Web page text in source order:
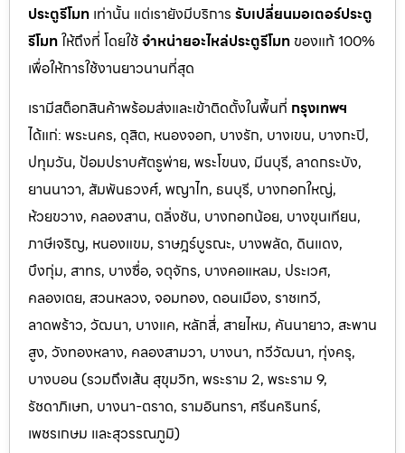
ประตูรีโมท เท่านั้น แต่เรายังมีบริการ รับเปลี่ยนมอเตอร์ประตู
รีโมทให้ถึงที่ โดยใช้จำหน่ายอะไหล่ประตูรีโมท ของแท้ 100%
เพื่อให้การใช้งานยาวนานที่สุด
เรามีสต็อกสินค้าพร้อมส่งและเข้าติดตั้งในพื้นที่ กรุงเทพฯ
ได้แก่: พระนคร, ดุสิต, หนองจอก, บางรัก, บางเขน, บางกะปิ,
ปทุมวัน, ป้อมปราบศัตรูพ่าย, พระโขนง, มีนบุรี, ลาดกระบัง,
ยานนาวา, สัมพันธวงศ์, พญาไท, ธนบุรี, บางกอกใหญ่,
ห้วยขวาง, คลองสาน, ตลิ่งชัน, บางกอกน้อย, บางขุนเทียน,
ภาษีเจริญ, หนองแขม, ราษฎร์บูรณะ, บางพลัด, ดินแดง,
บึงกุ่ม, สาทร, บางซื่อ, จตุจักร, บางคอแหลม, ประเวศ,
คลองเตย, สวนหลวง, จอมทอง, ดอนเมือง, ราชเทวี,
ลาดพร้าว, วัฒนา, บางแค, หลักสี่, สายไหม, คันนายาว, สะพาน
สูง, วังทองหลาง, คลองสามวา, บางนา, ทวีวัฒนา, ทุ่งครุ,
บางบอน (รวมถึงเส้น สุขุมวิท, พระราม 2, พระราม 9,
รัชดาภิเษก, บางนา-ตราด, รามอินทรา, ศรีนครินทร์,
เพชรเกษม และสุวรรณภูมิ)